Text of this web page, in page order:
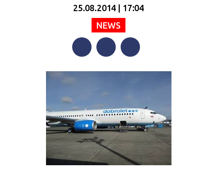
25.08.2014 | 17:04
NEWS